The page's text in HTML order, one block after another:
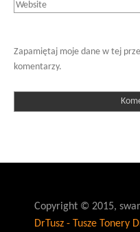
Zapamiętaj moje dane w tej
komentarzy.
Copyright © 2015,
DrTusz - Tusze Tonery